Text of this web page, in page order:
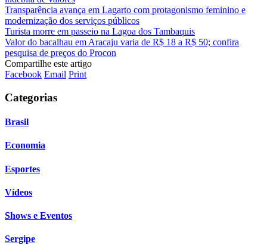
Transparência avança em Lagarto com protagonismo feminino e
modernização dos serviços públicos
Turista morre em passeio na Lagoa dos Tambaquis
Valor do bacalhau em Aracaju varia de R$ 18 a R$ 50; confira
pesquisa de preços do Procon
Compartilhe este artigo
Facebook Email Print
Categorias
Brasil
Economia
Esportes
Vídeos
Shows e Eventos
Sergipe